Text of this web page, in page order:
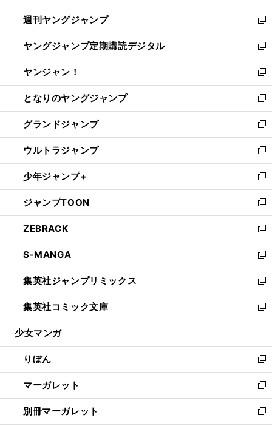
開
く
ウ
で
開
く
ン
ド
ウ
で
開
く
ウ
ィ
ン
ド
ウ
で
開
く
週刊ヤングジャンプ
新
し
い
ウ
ィ
ン
ド
ウ
で
開
く
ヤングジャンプ定期購読デジタル
新
し
い
ウ
ィ
ン
ド
ウ
で
開
く
ヤンジャン！
新
し
い
ウ
ィ
ン
ド
ウ
で
開
く
となりのヤングジャンプ
新
し
い
ウ
ィ
ン
ド
ウ
で
開
く
グランドジャンプ
新
し
い
ウ
ィ
ン
ド
ウ
で
開
く
ウルトラジャンプ
新
し
い
ウ
ィ
ン
ド
ウ
で
開
く
少年ジャンプ+
新
し
い
ウ
ィ
ン
ド
ウ
で
開
く
ジャンプTOON
新
し
い
ウ
ィ
ン
ド
ウ
で
開
ZEBRACK
新
し
い
ウ
ィ
ン
ド
ウ
開
く
S-MANGA
新
し
い
ウ
ィ
ン
ウ
で
開
く
集英社ジャンプリミックス
新
し
い
ウ
ン
ド
ウ
で
開
く
集英社コミック文庫
新
し
ウ
ィ
ン
ド
ウ
で
少女マンガ
りぼん
新
し
い
ウ
ィ
マーガレット
新
し
い
別冊マーガレット
新